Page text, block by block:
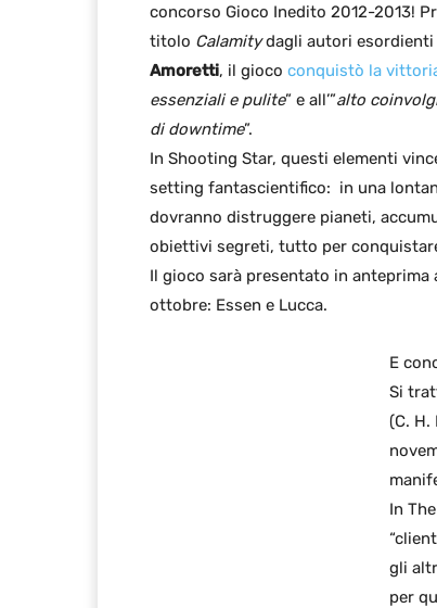
concorso Gioco Inedito 2012-2013!
titolo Calamitydagli autori esordienti
Amoretti, il gioco conquistò la
essenziali e pulite” e all’”alto
di downtime”.
In Shooting Star, questi elementi
setting fantascientifico: in una
dovranno distruggere pianeti,
obiettivi segreti, tutto per
Il gioco sarà presentato in anteprima
ottobre: Essen e Lucca.
E
Si
(C.
In
gli
per